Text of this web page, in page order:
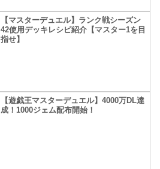
【マスターデュエル】ランク戦シーズン
42使用デッキレシピ紹介【マスター1を目
指せ】
【遊戯王マスターデュエル】4000万DL達
成！1000ジェム配布開始！